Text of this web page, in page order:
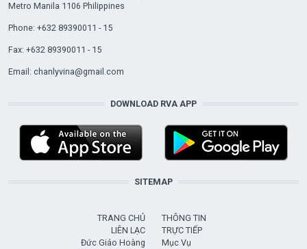
Metro Manila 1106 Philippines
Phone: +632 89390011 - 15
Fax: +632 89390011 - 15
Email: chanlyvina@gmail.com
DOWNLOAD RVA APP
SITEMAP
TRANG CHỦ
LIÊN LẠC
Đức Giáo Hoàng
THÔNG TIN
TRỰC TIẾP
Mục Vụ